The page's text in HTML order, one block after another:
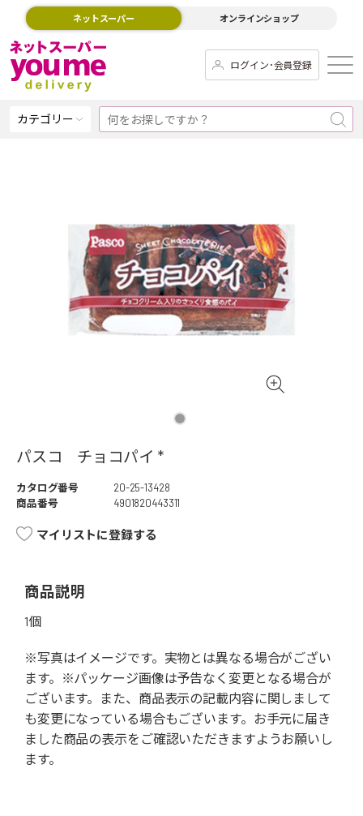
ネットスーパー オンラインショップ
ログイン･会員登録
カテゴリー
パスコ チョコパイ *
カタログ番号
20-25-13428
商品番号
4901820443311
マイリストに登録する
商品説明
1個
※写真はイメージです。実物とは異なる場合がござい
ます。※パッケージ画像は予告なく変更となる場合が
ございます。また、商品表示の記載内容に関しまして
も変更になっている場合もございます。お手元に届き
ました商品の表示をご確認いただきますようお願いし
ます。